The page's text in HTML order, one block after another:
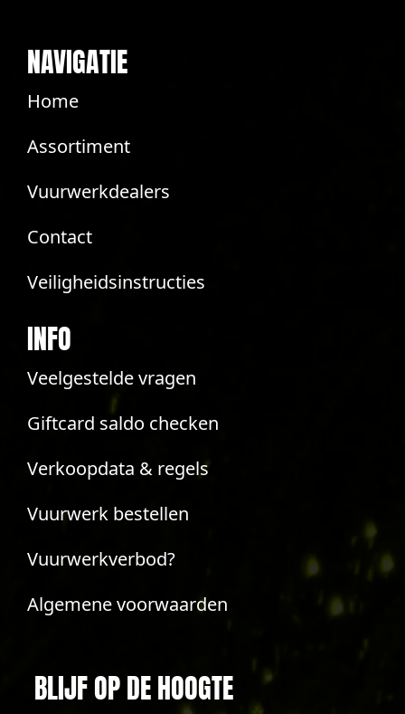
NAVIGATIE
Home
Assortiment
Vuurwerkdealers
Contact
Veiligheidsinstructies
INFO
Veelgestelde vragen
Giftcard saldo checken
Verkoopdata & regels
Vuurwerk bestellen
Vuurwerkverbod?
Algemene voorwaarden
BLIJF OP DE HOOGTE